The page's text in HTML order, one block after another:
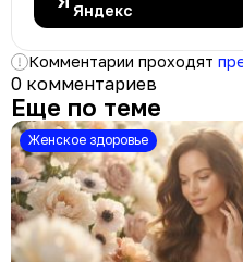
Яндекс
Комментарии проходят
0 комментариев
Еще по теме
Женское здоровье